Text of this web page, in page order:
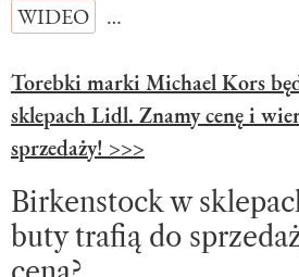
WIDEO …
Torebki marki Michael Kors
sklepach Lidl. Znamy cenę i
sprzedaży! >>>
Birkenstock w
buty trafią do